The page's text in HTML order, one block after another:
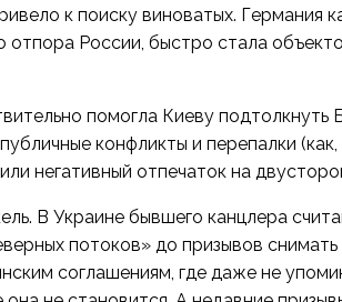
к поиску виноватых. Германия
России, быстро стала
помогла Киеву подтолкнуть
конфликты и перепалки
негативный отпечаток на
В Украине бывшего канцлера
потоков» до призывов
соглашениям, где даже не